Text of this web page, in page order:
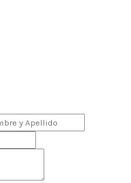
para solicitar
o solicitar la